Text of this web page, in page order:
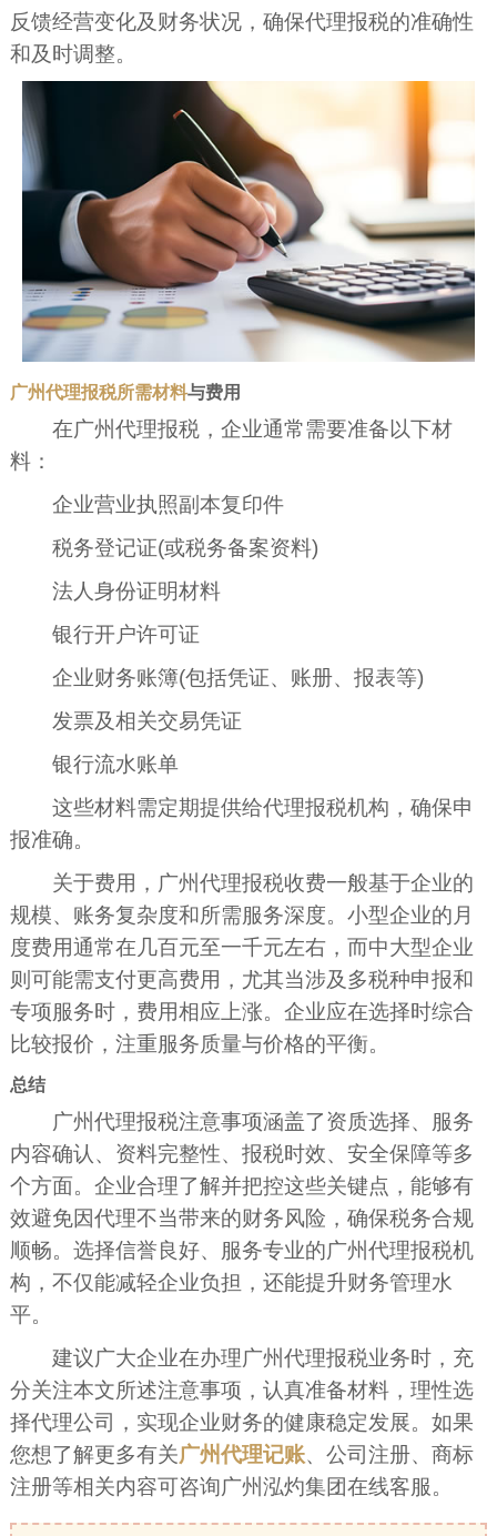
反馈经营变化及财务状况，确保代理报税的准确性
和及时调整。
广州代理报税所需材料与费用
在广州代理报税，企业通常需要准备以下材
料：
企业营业执照副本复印件
税务登记证(或税务备案资料)
法人身份证明材料
银行开户许可证
企业财务账簿(包括凭证、账册、报表等)
发票及相关交易凭证
银行流水账单
这些材料需定期提供给代理报税机构，确保申
报准确。
关于费用，广州代理报税收费一般基于企业的
规模、账务复杂度和所需服务深度。小型企业的月
度费用通常在几百元至一千元左右，而中大型企业
则可能需支付更高费用，尤其当涉及多税种申报和
专项服务时，费用相应上涨。企业应在选择时综合
比较报价，注重服务质量与价格的平衡。
总结
广州代理报税注意事项涵盖了资质选择、服务
内容确认、资料完整性、报税时效、安全保障等多
个方面。企业合理了解并把控这些关键点，能够有
效避免因代理不当带来的财务风险，确保税务合规
顺畅。选择信誉良好、服务专业的广州代理报税机
构，不仅能减轻企业负担，还能提升财务管理水
平。
建议广大企业在办理广州代理报税业务时，充
分关注本文所述注意事项，认真准备材料，理性选
择代理公司，实现企业财务的健康稳定发展。如果
您想了解更多有关广州代理记账、公司注册、商标
注册等相关内容可咨询广州泓灼集团在线客服。